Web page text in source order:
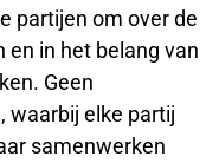
partijen om over de
en in het belang van
Geen
waarbij elke partij
samenwerken